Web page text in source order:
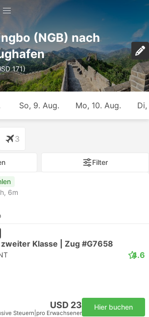
(NGB) nach
171)
So, 9. Aug. Mo, 10. Aug. Di,
3
Filter
6m
Klasse | Zug #G7658
4.6
USD 23
Steuern pro Erwachsener
Hier buchen